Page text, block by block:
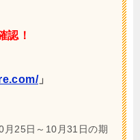
認！
」
25日～10月31日の期